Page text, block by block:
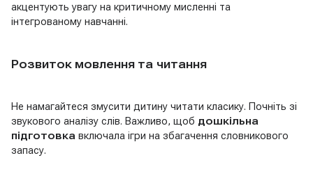
акцентують увагу на критичному мисленні та
інтегрованому навчанні.
Розвиток мовлення та читання
Не намагайтеся змусити дитину читати класику. Почніть зі
звукового аналізу слів. Важливо, щоб дошкільна
підготовка включала ігри на збагачення словникового
запасу.